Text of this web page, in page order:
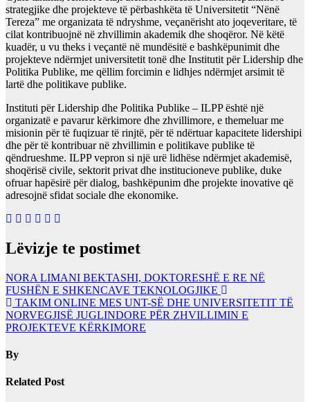
strategjike dhe projekteve të përbashkëta të Universitetit “Nënë
Tereza” me organizata të ndryshme, veçanërisht ato joqeveritare, të
cilat kontribuojnë në zhvillimin akademik dhe shoqëror. Në këtë
kuadër, u vu theks i veçantë në mundësitë e bashkëpunimit dhe
projekteve ndërmjet universitetit tonë dhe Institutit për Lidership dhe
Politika Publike, me qëllim forcimin e lidhjes ndërmjet arsimit të
lartë dhe politikave publike.
Instituti për Lidership dhe Politika Publike – ILPP është një
organizatë e pavarur kërkimore dhe zhvillimore, e themeluar me
misionin për të fuqizuar të rinjtë, për të ndërtuar kapacitete lidershipi
dhe për të kontribuar në zhvillimin e politikave publike të
qëndrueshme. ILPP vepron si një urë lidhëse ndërmjet akademisë,
shoqërisë civile, sektorit privat dhe institucioneve publike, duke
ofruar hapësirë për dialog, bashkëpunim dhe projekte inovative që
adresojnë sfidat sociale dhe ekonomike.
Lëvizje te postimet
NORA LIMANI BEKTASHI, DOKTORESHË E RE NË
FUSHËN E SHKENCAVE TEKNOLOGJIKE
TAKIM ONLINE MES UNT-SË DHE UNIVERSITETIT TË
NORVEGJISË JUGLINDORE PËR ZHVILLIMIN E
PROJEKTEVE KËRKIMORE
By
Related Post